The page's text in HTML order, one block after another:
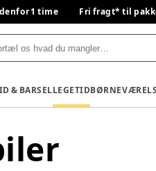
1 time Fri fragt* til
& BARSELLEGETID